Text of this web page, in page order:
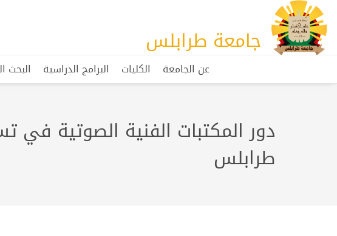
جامعة طرابلس
عن الجامعة الكليات البرامج الدراسية البحث
دور المكتبات الفنية الصوتية في
طرابلس